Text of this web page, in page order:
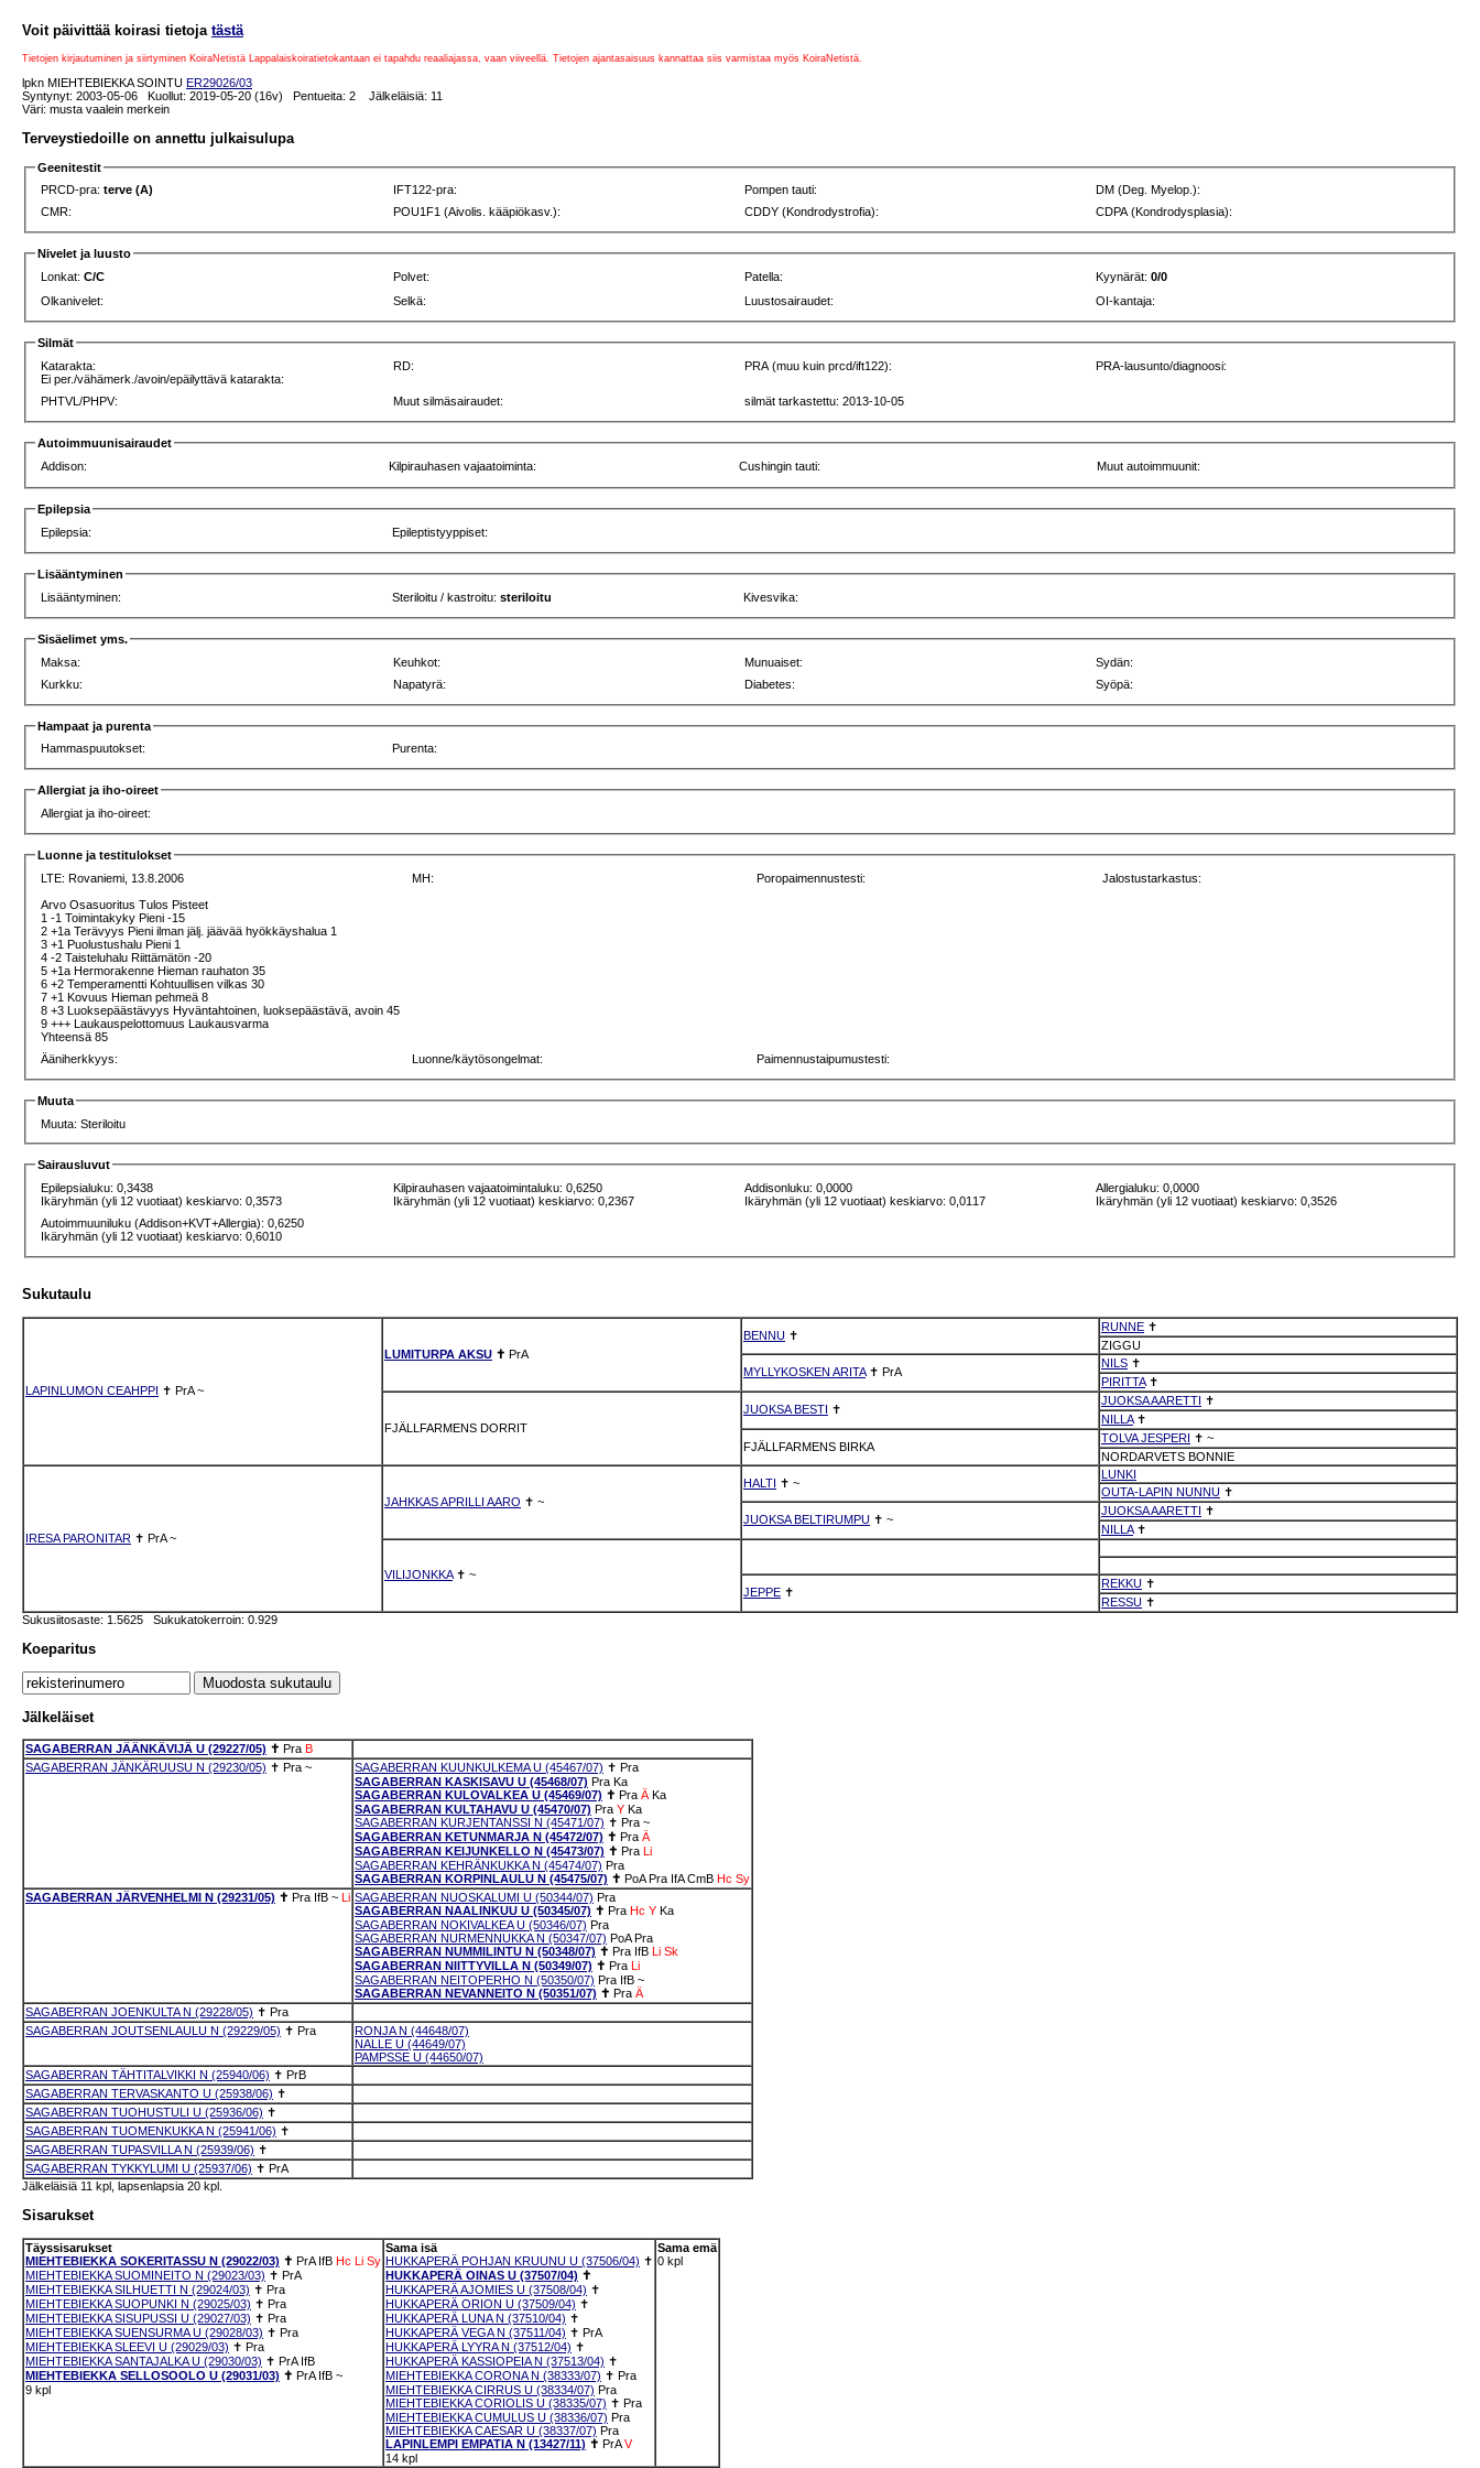
Voit päivittää koirasi tietoja tästä
Tietojen kirjautuminen ja siirtyminen KoiraNetistä Lappalaiskoiratietokantaan ei tapahdu reaaliajassa, vaan viiveellä. Tietojen ajantasaisuus kannattaa siis varmistaa myös KoiraNetistä.
lpkn MIEHTEBIEKKA SOINTU ER29026/03
Syntynyt: 2003-05-06 Kuollut: 2019-05-20 (16v) Pentueita: 2 Jälkeläisiä: 11
Väri: musta vaalein merkein
Terveystiedoille on annettu julkaisulupa
Geenitestit
PRCD-pra:terve (A) IFT122-pra: Pompen tauti:
DM (Deg. Myelop.):
CMR:
POU1F1 (Aivolis. kääpiökasv.): CDDY (Kondrodystrofia): CDPA (Kondrodysplasia):
Nivelet ja luusto
Lonkat:C/C Polvet: Patella: Kyynärät:0/0
Olkanivelet:
Selkä: Luustosairaudet: OI-kantaja:
Silmät
Katarakta:
Ei per./vähämerk./avoin/epäilyttävä katarakta:
RD: PRA (muu kuin prcd/ift122): PRA-lausunto/diagnoosi:
PHTVL/PHPV: Muut silmäsairaudet: silmät tarkastettu: 2013-10-05
Autoimmuunisairaudet
Addison:
Kilpirauhasen vajaatoiminta: Cushingin tauti: Muut autoimmuunit:
Epilepsia
Epilepsia:
Epileptistyyppiset:
Lisääntyminen
Lisääntyminen:
Steriloitu / kastroitu:steriloitu Kivesvika:
Sisäelimet yms.
Maksa:
Keuhkot: Munuaiset:
Sydän:
Kurkku:
Napatyrä: Diabetes: Syöpä:
Hampaat ja purenta
Hammaspuutokset:
Purenta:
Allergiat ja iho-oireet
Allergiat ja iho-oireet:
Luonne ja testitulokset
LTE:Rovaniemi, 13.8.2006
Arvo Osasuoritus Tulos Pisteet
1 -1 Toimintakyky Pieni -15
2 +1a Terävyys Pieni ilman jälj. jäävää hyökkäyshalua 1
3 +1 Puolustushalu Pieni 1
4 -2 Taisteluhalu Riittämätön -20
5 +1a Hermorakenne Hieman rauhaton 35
6 +2 Temperamentti Kohtuullisen vilkas 30
7 +1 Kovuus Hieman pehmeä 8
8 +3 Luoksepäästävyys Hyväntahtoinen, luoksepäästävä, avoin 45
9 +++ Laukauspelottomuus Laukausvarma
Yhteensä 85
MH: Poropaimennustesti: Jalostustarkastus:
Ääniherkkyys: Luonne/käytösongelmat: Paimennustaipumustesti:
Muuta
Muuta: Steriloitu
Sairausluvut
Epilepsialuku: 0,3438
Ikäryhmän (yli 12 vuotiaat) keskiarvo: 0,3573
Kilpirauhasen vajaatoimintaluku: 0,6250
Ikäryhmän (yli 12 vuotiaat) keskiarvo: 0,2367
Addisonluku: 0,0000
Ikäryhmän (yli 12 vuotiaat) keskiarvo: 0,0117
Allergialuku: 0,0000
Ikäryhmän (yli 12 vuotiaat) keskiarvo: 0,3526
Autoimmuuniluku (Addison+KVT+Allergia): 0,6250
Ikäryhmän (yli 12 vuotiaat) keskiarvo: 0,6010
Sukutaulu
LAPINLUMON CEAHPPI ✝ PrA ~
LUMITURPA AKSU ✝ PrA
BENNU ✝
RUNNE ✝
ZIGGU
MYLLYKOSKEN ARITA✝ PrA
NILS ✝
PIRITTA✝
FJÄLLFARMENS DORRIT
JUOKSA BESTI ✝
JUOKSA AARETTI ✝
NILLA✝
FJÄLLFARMENS BIRKA
TOLVA JESPERI ✝ ~
NORDARVETS BONNIE
IRESA PARONITAR ✝ PrA ~
JAHKKAS APRILLI AARO ✝ ~
HALTI ✝ ~
LUNKI
OUTA-LAPIN NUNNU ✝
JUOKSA BELTIRUMPU ✝ ~
JUOKSA AARETTI ✝
NILLA✝
VILIJONKKA✝ ~
JEPPE ✝
REKKU ✝
RESSU ✝
Sukusiitosaste: 1.5625 Sukukatokerroin: 0.929
Koeparitus
Jälkeläiset
SAGABERRAN JÄÄNKÄVIJÄ U (29227/05) ✝ Pra B
SAGABERRAN JÄNKÄRUUSU N (29230/05) ✝ Pra ~ SAGABERRAN KUUNKULKEMA U (45467/07) ✝ Pra
SAGABERRAN KASKISAVU U (45468/07) Pra Ka
SAGABERRAN KULOVALKEA U (45469/07) ✝ Pra Ä Ka
SAGABERRAN KULTAHAVU U (45470/07) Pra Y Ka
SAGABERRAN KURJENTANSSI N (45471/07) ✝ Pra ~
SAGABERRAN KETUNMARJA N (45472/07) ✝ Pra Ä
SAGABERRAN KEIJUNKELLO N (45473/07) ✝ Pra
Li
SAGABERRAN KEHRÄNKUKKA N (45474/07) Pra
SAGABERRAN KORPINLAULU N (45475/07) ✝ PoA Pra IfA CmB Hc Sy
SAGABERRAN JÄRVENHELMI N (29231/05) ✝ Pra IfB ~ Li SAGABERRAN NUOSKALUMI U (50344/07) Pra
SAGABERRAN NAALINKUU U (50345/07) ✝ Pra Hc Y Ka
SAGABERRAN NOKIVALKEA U (50346/07) Pra
SAGABERRAN NURMENNUKKA N (50347/07) PoA Pra
SAGABERRAN NUMMILINTU N (50348/07) ✝ Pra IfB Li Sk
SAGABERRAN NIITTYVILLA N (50349/07) ✝ Pra
Li
SAGABERRAN NEITOPERHO N (50350/07) Pra IfB ~
SAGABERRAN NEVANNEITO N (50351/07) ✝ Pra Ä
SAGABERRAN JOENKULTA N (29228/05) ✝ Pra
SAGABERRAN JOUTSENLAULU N (29229/05) ✝ Pra
RONJA N (44648/07)
NALLE U (44649/07)
PAMPSSE U (44650/07)
SAGABERRAN TÄHTITALVIKKI N (25940/06) ✝ PrB
SAGABERRAN TERVASKANTO U (25938/06) ✝
SAGABERRAN TUOHUSTULI U (25936/06) ✝
SAGABERRAN TUOMENKUKKA N (25941/06) ✝
SAGABERRAN TUPASVILLA N (25939/06) ✝
SAGABERRAN TYKKYLUMI U (25937/06) ✝ PrA
Jälkeläisiä 11 kpl, lapsenlapsia 20 kpl.
Sisarukset
Täyssisarukset
MIEHTEBIEKKA SOKERITASSU N (29022/03) ✝ PrA IfB Hc Li Sy
MIEHTEBIEKKA SUOMINEITO N (29023/03) ✝ PrA
MIEHTEBIEKKA SILHUETTI N (29024/03) ✝ Pra
MIEHTEBIEKKA SUOPUNKI N (29025/03) ✝ Pra
MIEHTEBIEKKA SISUPUSSI U (29027/03) ✝ Pra
MIEHTEBIEKKA SUENSURMA U (29028/03) ✝ Pra
MIEHTEBIEKKA SLEEVI U (29029/03) ✝ Pra
MIEHTEBIEKKA SANTAJALKA U (29030/03) ✝ PrA IfB
MIEHTEBIEKKA SELLOSOOLO U (29031/03) ✝ PrA IfB ~
9 kpl
Sama isä
HUKKAPERÄ POHJAN KRUUNU U (37506/04) ✝
HUKKAPERÄ OINAS U (37507/04) ✝
HUKKAPERÄ AJOMIES U (37508/04) ✝
HUKKAPERÄ ORION U (37509/04) ✝
HUKKAPERÄ LUNA N (37510/04) ✝
HUKKAPERÄ VEGA N (37511/04) ✝ PrA
HUKKAPERÄ LYYRA N (37512/04) ✝
HUKKAPERÄ KASSIOPEIA N (37513/04) ✝
MIEHTEBIEKKA CORONA N (38333/07) ✝ Pra
MIEHTEBIEKKA CIRRUS U (38334/07) Pra
MIEHTEBIEKKA CORIOLIS U (38335/07) ✝ Pra
MIEHTEBIEKKA CUMULUS U (38336/07) Pra
MIEHTEBIEKKA CAESAR U (38337/07) Pra
LAPINLEMPI EMPATIA N (13427/11) ✝ PrA V
14 kpl
Sama emä
0 kpl